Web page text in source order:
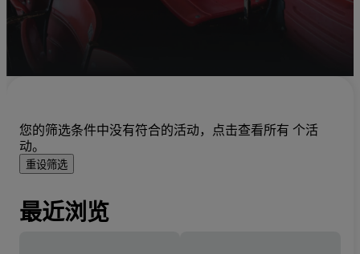
您的筛选条件中没有符合的活动，点击查看所有 个活
动。
重设筛选
最近浏览